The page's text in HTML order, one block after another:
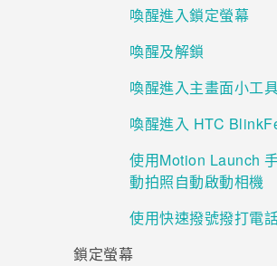
喚醒進入鎖定螢幕
喚醒及解鎖
喚醒進入主畫面小工
喚醒進入 HTC
使用Motion Launch
動拍照自動啟動相機
使用快速撥號撥打電
鎖定螢幕